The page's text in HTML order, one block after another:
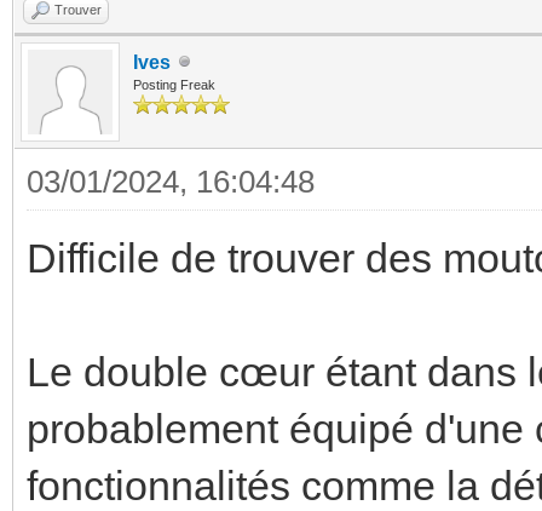
Trouver
Ives
Posting Freak
03/01/2024, 16:04:48
Difficile de trouver des
Le double cœur étant dans
probablement équipé
fonctionnalités comme la